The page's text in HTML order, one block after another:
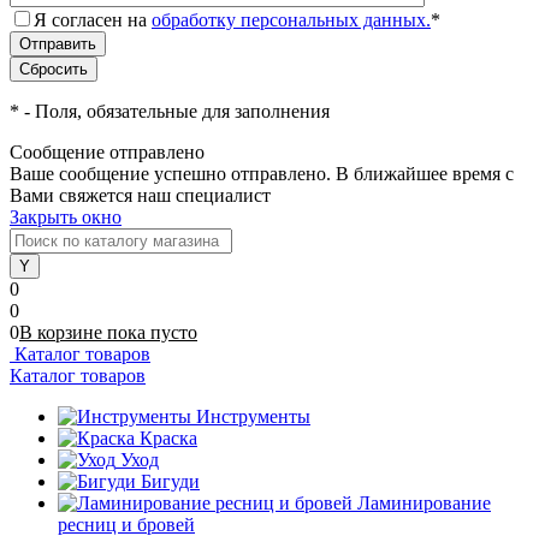
Я согласен на обработку персональных данных.*
* - Поля, обязательные для заполнения
Сообщение отправлено
Ваше сообщение успешно отправлено. В ближайшее время с
Вами свяжется наш специалист
Закрыть окно
0
0
0В корзине пока пусто
Каталог товаров
Каталог товаров
Инструменты
Краска
Уход
Бигуди
Ламинирование
ресниц и бровей